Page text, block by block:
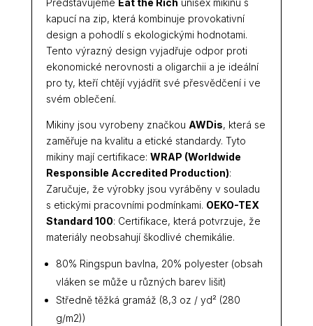
kapucí na zip, která kombinuje provokativní
design a pohodlí s ekologickými hodnotami.
Tento výrazný design vyjadřuje odpor proti
ekonomické nerovnosti a oligarchii a je ideální
pro ty, kteří chtějí vyjádřit své přesvědčení i ve
svém oblečení.
Mikiny jsou vyrobeny značkou AWDis, která se
zaměřuje na kvalitu a etické standardy. Tyto
mikiny mají certifikace: WRAP (Worldwide
Responsible Accredited Production):
Zaručuje, že výrobky jsou vyráběny v souladu
s etickými pracovními podmínkami. OEKO-TEX
Standard 100: Certifikace, která potvrzuje, že
materiály neobsahují škodlivé chemikálie.
80% Ringspun bavlna, 20% polyester (obsah
vláken se může u různých barev lišit)
Středně těžká gramáž (8,3 oz / yd² (280
g/m2))